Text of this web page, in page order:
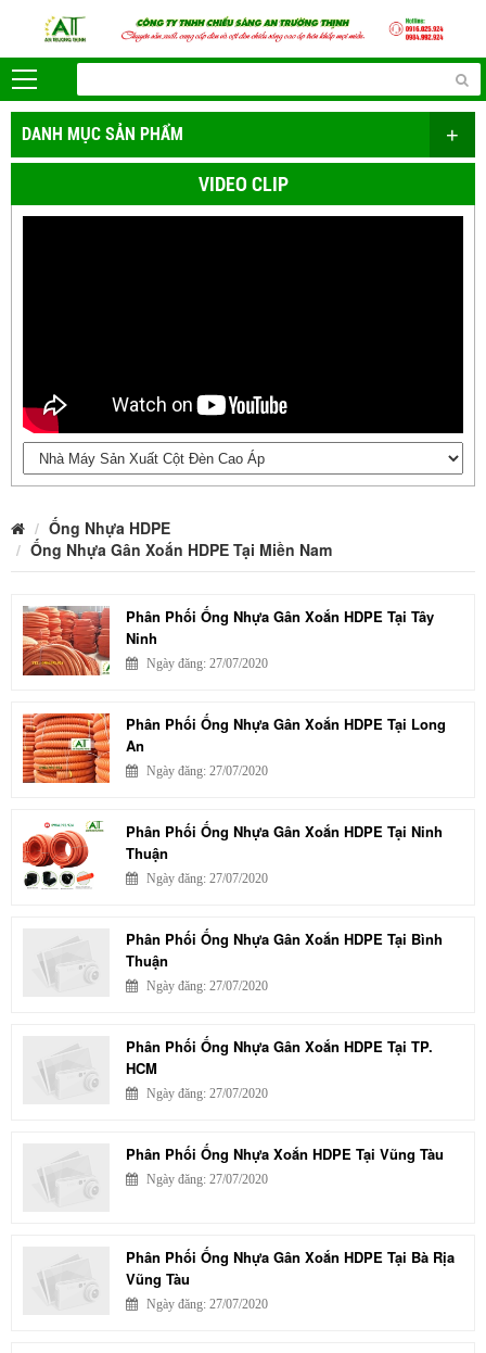
DANH MỤC SẢN PHẨM +
VIDEO CLIP
Ống Nhựa HDPE
Ống Nhựa Gân Xoắn HDPE Tại Miền Nam
Phân Phối Ống Nhựa Gân Xoắn HDPE Tại Tây
Ninh
Ngày đăng: 27/07/2020
Phân Phối Ống Nhựa Gân Xoắn HDPE Tại Long
An
Ngày đăng: 27/07/2020
Phân Phối Ống Nhựa Gân Xoắn HDPE Tại Ninh
Thuận
Ngày đăng: 27/07/2020
Phân Phối Ống Nhựa Gân Xoắn HDPE Tại Bình
Thuận
Ngày đăng: 27/07/2020
Phân Phối Ống Nhựa Gân Xoắn HDPE Tại TP.
HCM
Ngày đăng: 27/07/2020
Phân Phối Ống Nhựa Xoắn HDPE Tại Vũng Tàu
Ngày đăng: 27/07/2020
Phân Phối Ống Nhựa Gân Xoắn HDPE Tại Bà Rịa
Vũng Tàu
Ngày đăng: 27/07/2020